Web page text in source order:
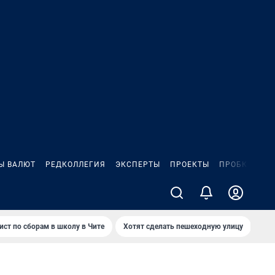
ВАЛЮТ РЕДКОЛЛЕГИЯ ЭКСПЕРТЫ ПРОЕКТЫ ПРОБКИ
по сборам в школу в Чите Хотят сделать пешеходную улицу